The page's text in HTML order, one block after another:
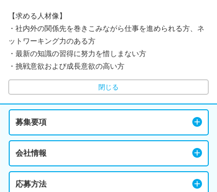
【求める人材像】
・社内外の関係先を巻きこみながら仕事を進められる方、ネ
ットワーキング力のある方
・最新の知識の習得に努力を惜しまない方
・挑戦意欲および成長意欲の高い方
閉じる
募集要項
会社情報
応募方法